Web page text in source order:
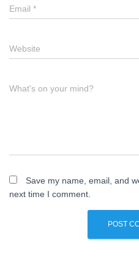
Email *
Website
What's on your mind?
Save my name, email, and
next time I comment.